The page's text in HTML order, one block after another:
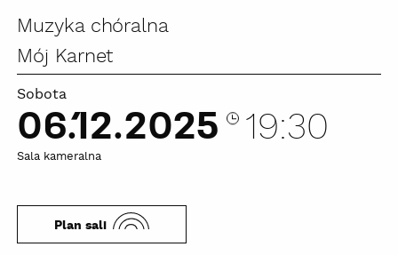
Muzyka chóralna
Mój Karnet
Sobota
06.12.2025 19:30
Sala kameralna
Plan sali